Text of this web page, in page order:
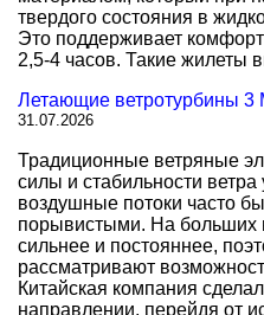
твердого состояния в
Это поддерживает
2,5-4 часов. Такие жилеты
Летающие ветротурбины
31.07.2026
Традиционные ветряные
силы и стабильности ветра
воздушные потоки часто
порывистыми. На больших
сильнее и постояннее,
рассматривают
Китайская компания
направлении, перейдя от